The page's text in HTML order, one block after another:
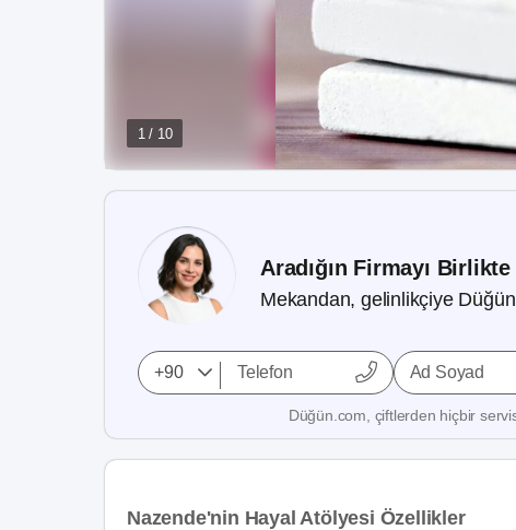
1 / 10
Aradığın Firmayı
Mekandan, gelinlikçiye
Ad Soyad
Düğün.com, çiftlerden hiçbir
Nazende'nin Hayal Atölyesi Özellikler